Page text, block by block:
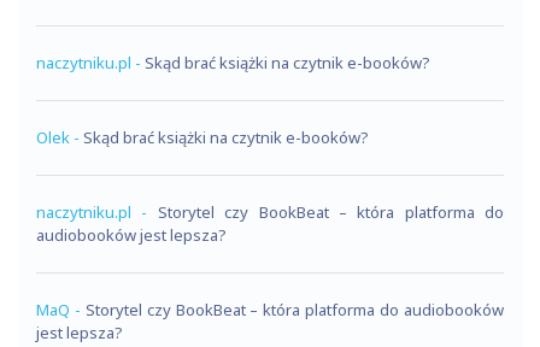
naczytniku.pl - Skąd brać książki na czytnik e-booków?
Olek - Skąd brać książki na czytnik e-booków?
naczytniku.pl - Storytel czy BookBeat – która platforma do
audiobooków jest lepsza?
MaQ - Storytel czy BookBeat – która platforma do audiobooków
jest lepsza?